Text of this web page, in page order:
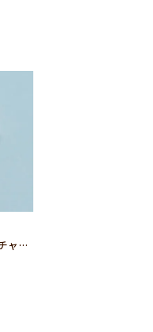
ブルースカイマカロン チャーム